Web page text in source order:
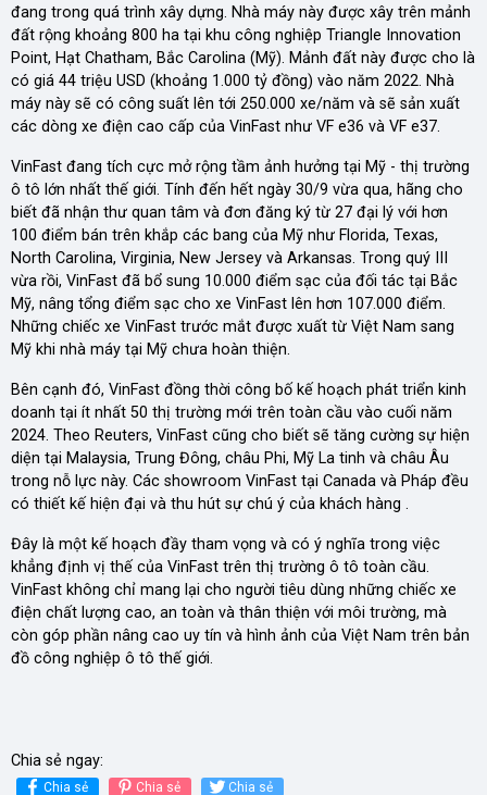
đang trong quá trình xây dựng. Nhà máy này được xây trên mảnh
đất rộng khoảng 800 ha tại khu công nghiệp Triangle Innovation
Point, Hạt Chatham, Bắc Carolina (Mỹ). Mảnh đất này được cho là
có giá 44 triệu USD (khoảng 1.000 tỷ đồng) vào năm 2022. Nhà
máy này sẽ có công suất lên tới 250.000 xe/năm và sẽ sản xuất
các dòng xe điện cao cấp của VinFast như VF e36 và VF e37.
VinFast đang tích cực mở rộng tầm ảnh hưởng tại Mỹ - thị trường
ô tô lớn nhất thế giới. Tính đến hết ngày 30/9 vừa qua, hãng cho
biết đã nhận thư quan tâm và đơn đăng ký từ 27 đại lý với hơn
100 điểm bán trên khắp các bang của Mỹ như Florida, Texas,
North Carolina, Virginia, New Jersey và Arkansas. Trong quý III
vừa rồi, VinFast đã bổ sung 10.000 điểm sạc của đối tác tại Bắc
Mỹ, nâng tổng điểm sạc cho xe VinFast lên hơn 107.000 điểm.
Những chiếc xe VinFast trước mắt được xuất từ Việt Nam sang
Mỹ khi nhà máy tại Mỹ chưa hoàn thiện.
Bên cạnh đó, VinFast đồng thời công bố kế hoạch phát triển kinh
doanh tại ít nhất 50 thị trường mới trên toàn cầu vào cuối năm
2024. Theo Reuters, VinFast cũng cho biết sẽ tăng cường sự hiện
diện tại Malaysia, Trung Đông, châu Phi, Mỹ La tinh và châu Âu
trong nỗ lực này. Các showroom VinFast tại Canada và Pháp đều
có thiết kế hiện đại và thu hút sự chú ý của khách hàng .
Đây là một kế hoạch đầy tham vọng và có ý nghĩa trong việc
khẳng định vị thế của VinFast trên thị trường ô tô toàn cầu.
VinFast không chỉ mang lại cho người tiêu dùng những chiếc xe
điện chất lượng cao, an toàn và thân thiện với môi trường, mà
còn góp phần nâng cao uy tín và hình ảnh của Việt Nam trên bản
đồ công nghiệp ô tô thế giới.
Chia sẻ ngay:
Chia sẻ Chia sẻ Chia sẻ